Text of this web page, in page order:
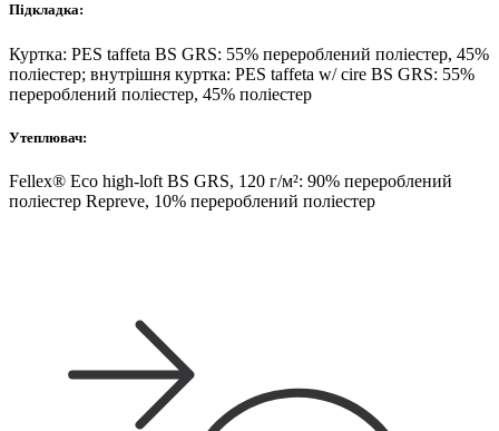
Підкладка:
Куртка: PES taffeta BS GRS: 55% перероблений поліестер, 45%
поліестер; внутрішня куртка: PES taffeta w/ cire BS GRS: 55%
перероблений поліестер, 45% поліестер
Утеплювач:
Fellex® Eco high-loft BS GRS, 120 г/м²: 90% перероблений
поліестер Repreve, 10% перероблений поліестер